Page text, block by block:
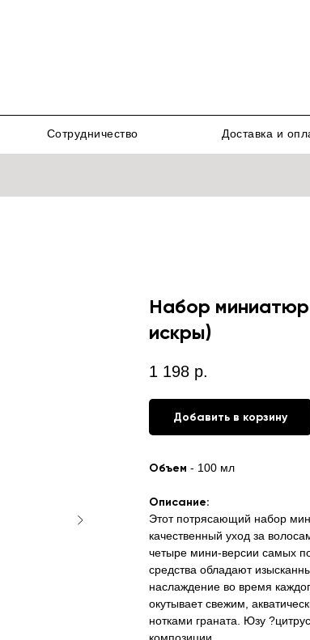
Сотрудничество Доставка и
Набор
искры)
1 198 р.
Добавить в корзину
Объем - 100 мл
Описание:
Этот потрясающий набор
качественный уход за
четыре мини-версии самых
средства обладают
наслаждение во время
окутывает свежим,
нотками граната. Юзу